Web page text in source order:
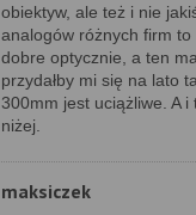
obiektyw, ale też i nie
analogów różnych firm to
dobre optycznie, a ten
przydałby mi się na lato
300mm jest uciążliwe. A i
niżej.
maksiczek